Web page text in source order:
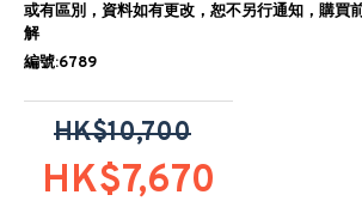
或有區別，資料如有更改，恕不另行通知，購買
解
編號:6789
HK$7,670
HK$10,700